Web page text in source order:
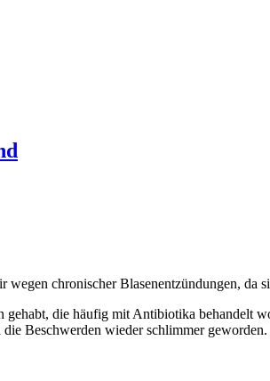
chronischer Blasenentzündungen,
die häufig mit Antibiotika behandelt
Beschwerden wieder schlimmer geworden.